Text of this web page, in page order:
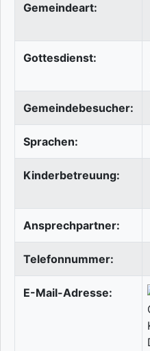
Gemeindeart:
Gottesdienst:
Gemeindebesucher:
Sprachen:
Kinderbetreuung:
Ansprechpartner:
Telefonnummer:
E-Mail-Adresse: